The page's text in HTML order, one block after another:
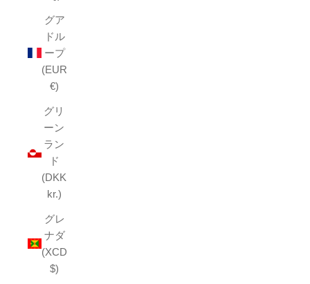
グア
ドル
ープ
(EUR
€)
グリ
ーン
ラン
ド
(DKK
kr.)
グレ
ナダ
(XCD
$)